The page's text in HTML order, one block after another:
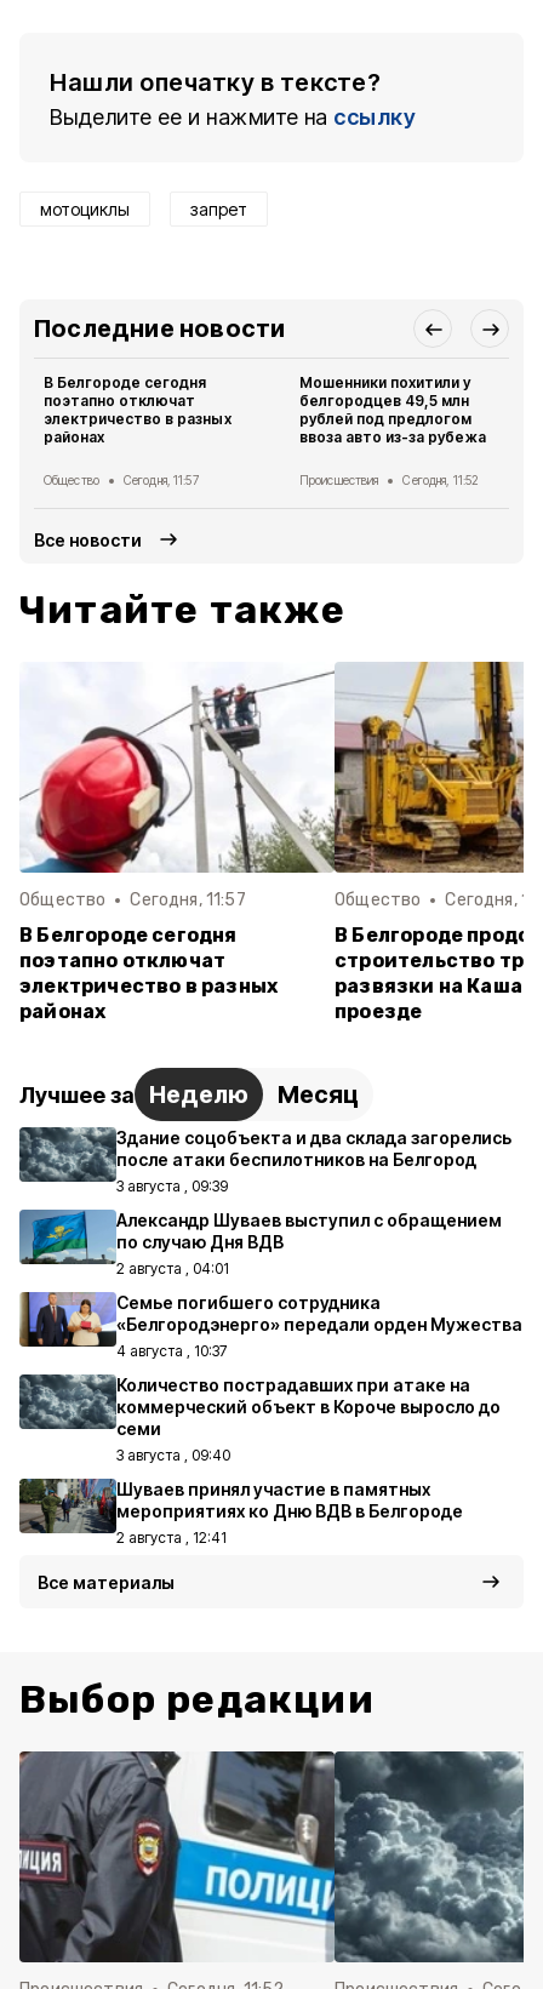
Нашли опечатку в тексте?
Выделите ее и нажмите на ссылку
мотоциклы запрет
Последние новости
В Белгороде сегодня
поэтапно отключат
электричество в разных
районах
Общество Сегодня, 11:57
Мошенники похитили у
белгородцев 49,5 млн
рублей под предлогом
ввоза авто из-за рубежа
Происшествия Сегодня, 11:52
Все новости
Читайте также
Общество Сегодня, 11:57
В Белгороде сегодня
поэтапно отключат
электричество в разных
районах
Общество Сегодня,
В Белгороде
строительство
развязки на
проезде
Лучшее за Неделю Месяц
Здание соцобъекта и два склада загорелись
после атаки беспилотников на Белгород
3 августа , 09:39
Александр Шуваев выступил с обращением
по случаю Дня ВДВ
2 августа , 04:01
Семье погибшего сотрудника
«Белгородэнерго» передали орден Мужества
4 августа , 10:37
Количество пострадавших при атаке на
коммерческий объект в Короче выросло до
семи
3 августа , 09:40
Шуваев принял участие в памятных
мероприятиях ко Дню ВДВ в Белгороде
2 августа , 12:41
Все материалы
Выбор редакции